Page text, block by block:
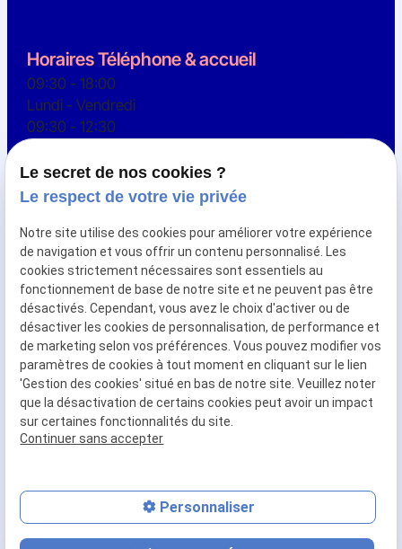
Horaires Téléphone & accueil
09:30 - 18:00
Lundi - Vendredi
09:30 - 12:30
Samedi
Maquillage permanent
Epilation definitive
Dermopigmentation réparatrice
Formation
Mentions
légales
Politique de
confidentialité
Gestion
des
cookies
Plan du
site
Siret :53537348400059
Le secret de nos cookies ?
Le respect de votre vie privée
Notre site utilise des cookies pour améliorer votre expérience
de navigation et vous offrir un contenu personnalisé. Les
cookies strictement nécessaires sont essentiels au
fonctionnement de base de notre site et ne peuvent pas être
désactivés. Cependant, vous avez le choix d'activer ou de
désactiver les cookies de personnalisation, de performance et
de marketing selon vos préférences. Vous pouvez modifier vos
paramètres de cookies à tout moment en cliquant sur le lien
'Gestion des cookies' situé en bas de notre site. Veuillez noter
que la désactivation de certains cookies peut avoir un impact
sur certaines fonctionnalités du site.
Continuer sans accepter
Personnaliser